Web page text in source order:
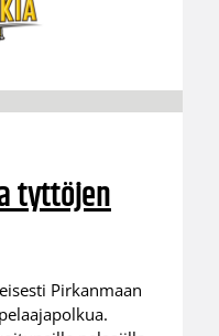
tyttöjen
Pirkanmaan